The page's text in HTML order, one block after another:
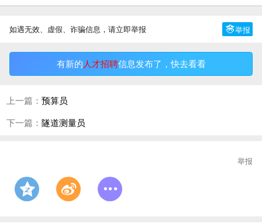
如遇无效、虚假、诈骗信息，请立即举报 举报
有新的人才招聘信息发布了，快去看看
上一篇： 预算员
下一篇： 隧道测量员
举报